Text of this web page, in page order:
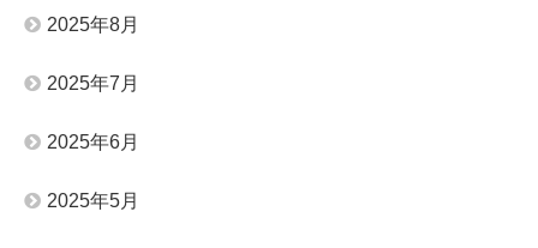
2025年8月
2025年7月
2025年6月
2025年5月